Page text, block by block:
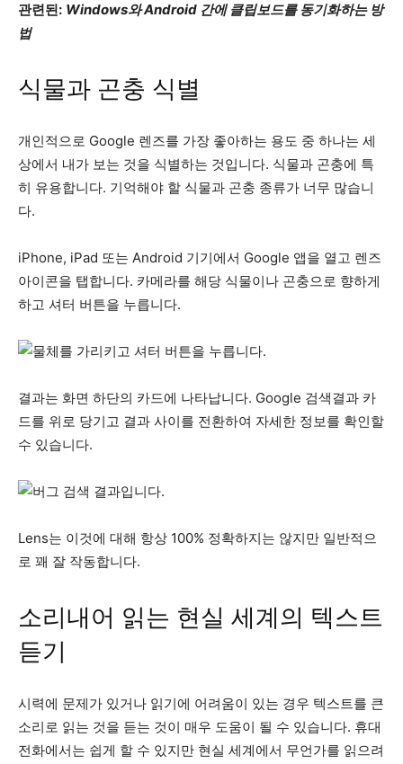
관련된: Windows와 Android 간에 클립보드를 동기화하는 방
법
식물과 곤충 식별
개인적으로 Google 렌즈를 가장 좋아하는 용도 중 하나는 세
상에서 내가 보는 것을 식별하는 것입니다. 식물과 곤충에 특
히 유용합니다. 기억해야 할 식물과 곤충 종류가 너무 많습니
다.
iPhone, iPad 또는 Android 기기에서 Google 앱을 열고 렌즈
아이콘을 탭합니다. 카메라를 해당 식물이나 곤충으로 향하게
하고 셔터 버튼을 누릅니다.
결과는 화면 하단의 카드에 나타납니다. Google 검색결과 카
드를 위로 당기고 결과 사이를 전환하여 자세한 정보를 확인할
수 있습니다.
Lens는 이것에 대해 항상 100% 정확하지는 않지만 일반적으
로 꽤 잘 작동합니다.
소리내어 읽는 현실 세계의 텍스트
듣기
시력에 문제가 있거나 읽기에 어려움이 있는 경우 텍스트를 큰
소리로 읽는 것을 듣는 것이 매우 도움이 될 수 있습니다. 휴대
전화에서는 쉽게 할 수 있지만 현실 세계에서 무언가를 읽으려